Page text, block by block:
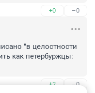
+0 –0
"в целостности
как петербуржцы:
+2 –0